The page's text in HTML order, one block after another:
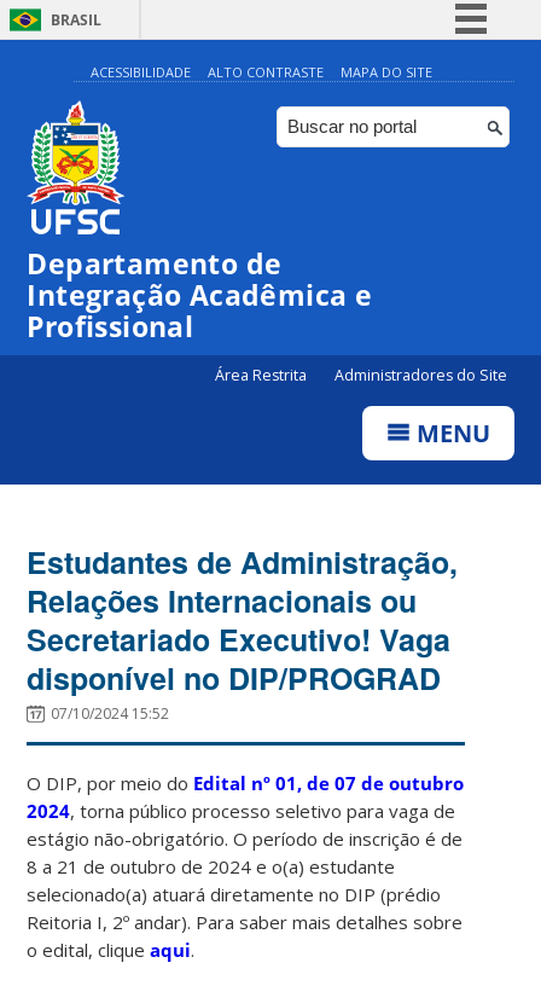
BRASIL
Simplifique!
Comunica BR
Participe
ACESSIBILIDADE ALTO CONTRASTE MAPA DO SITE
Departamento de
Integração Acadêmica e
Profissional
Área Restrita Administradores do Site
MENU
Estudantes de Administração,
Relações Internacionais ou
Secretariado Executivo! Vaga
disponível no DIP/PROGRAD
07/10/2024 15:52
O DIP, por meio do Edital nº 01, de 07 de outubro
2024, torna público processo seletivo para vaga de
estágio não-obrigatório. O período de inscrição é de
8 a 21 de outubro de 2024 e o(a) estudante
selecionado(a) atuará diretamente no DIP (prédio
Reitoria I, 2º andar). Para saber mais detalhes sobre
o edital, cliqueaqui.